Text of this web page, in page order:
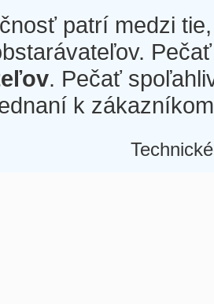
patrí medzi
. Pečať
k